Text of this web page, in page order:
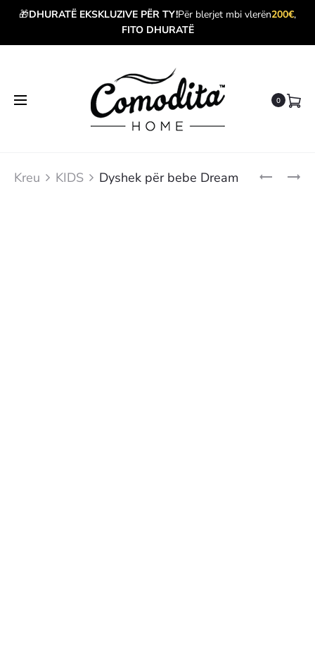
🎁DHURATË EKSKLUZIVE PËR TY!Për blerjet mbi vlerën200€,
FITO DHURATË
0
DYSHEK
DYSHEK
Kreu KIDS Dyshek për bebe Dream